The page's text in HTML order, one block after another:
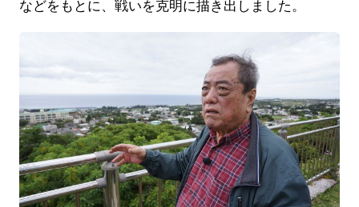
などをもとに、戦いを克明に描き出しました。